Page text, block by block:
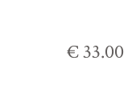
€ 33.00